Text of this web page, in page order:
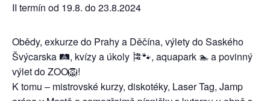
II termín od 19.8. do 23.8.2024
Obědy, exkurze do Prahy a Děčína, výlety do Saského
Švýcarska 🛤️, kvízy a úkoly 🎏🐾, aquapark 🏊 a povinný
výlet do ZOO🦁!
K tomu – mistrovské kurzy, diskotéky, Laser Tag, Jamp